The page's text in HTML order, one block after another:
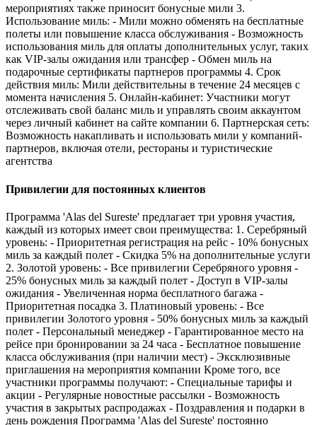
мероприятиях также приносит бонусные мили 3.
Использование миль: - Мили можно обменять на бесплатные
полеты или повышение класса обслуживания - Возможность
использования миль для оплаты дополнительных услуг, таких
как VIP-залы ожидания или трансфер - Обмен миль на
подарочные сертификаты партнеров программы 4. Срок
действия миль: Мили действительны в течение 24 месяцев с
момента начисления 5. Онлайн-кабинет: Участники могут
отслеживать свой баланс миль и управлять своим аккаунтом
через личный кабинет на сайте компании 6. Партнерская сеть:
Возможность накапливать и использовать мили у компаний-
партнеров, включая отели, рестораны и туристические
агентства
Привилегии для постоянных клиентов
Программа 'Alas del Sureste' предлагает три уровня участия,
каждый из которых имеет свои преимущества: 1. Серебряный
уровень: - Приоритетная регистрация на рейс - 10% бонусных
миль за каждый полет - Скидка 5% на дополнительные услуги
2. Золотой уровень: - Все привилегии Серебряного уровня -
25% бонусных миль за каждый полет - Доступ в VIP-залы
ожидания - Увеличенная норма бесплатного багажа -
Приоритетная посадка 3. Платиновый уровень: - Все
привилегии Золотого уровня - 50% бонусных миль за каждый
полет - Персональный менеджер - Гарантированное место на
рейсе при бронировании за 24 часа - Бесплатное повышение
класса обслуживания (при наличии мест) - Эксклюзивные
приглашения на мероприятия компании Кроме того, все
участники программы получают: - Специальные тарифы и
акции - Регулярные новостные рассылки - Возможность
участия в закрытых распродажах - Поздравления и подарки в
день рождения Программа 'Alas del Sureste' постоянно